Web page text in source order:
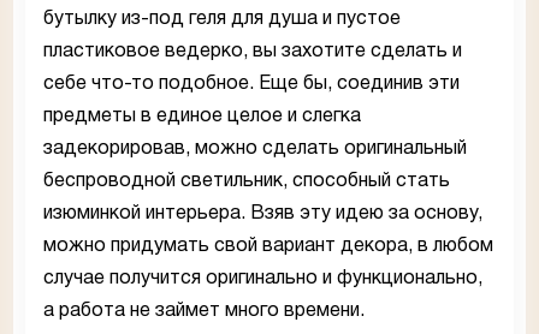
бутылку из-под геля для душа и пустое
пластиковое ведерко, вы захотите сделать и
себе что-то подобное. Еще бы, соединив эти
предметы в единое целое и слегка
задекорировав, можно сделать оригинальный
беспроводной светильник, способный стать
изюминкой интерьера. Взяв эту идею за основу,
можно придумать свой вариант декора, в любом
случае получится оригинально и функционально,
а работа не займет много времени.